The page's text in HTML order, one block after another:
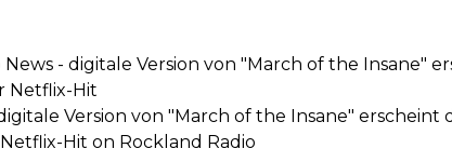
- digitale Version von "March of the Insane"
Netflix-Hit
Version von "March of the Insane"
Hit on Rockland Radio